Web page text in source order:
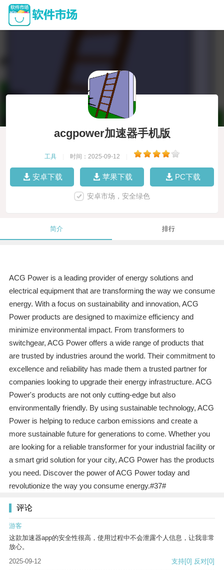
acgpower加速器手机版
工具 时间：2025-09-12
安卓下载 苹果下载 PC下载
安卓市场，安全绿色
简介 排行
ACG Power is a leading provider of energy solutions and
electrical equipment that are transforming the way we consume
energy. With a focus on sustainability and innovation, ACG
Power products are designed to maximize efficiency and
minimize environmental impact. From transformers to
switchgear, ACG Power offers a wide range of products that
are trusted by industries around the world. Their commitment to
excellence and reliability has made them a trusted partner for
companies looking to upgrade their energy infrastructure. ACG
Power's products are not only cutting-edge but also
environmentally friendly. By using sustainable technology, ACG
Power is helping to reduce carbon emissions and create a
more sustainable future for generations to come. Whether you
are looking for a reliable transformer for your industrial facility or
a smart grid solution for your city, ACG Power has the products
you need. Discover the power of ACG Power today and
revolutionize the way you consume energy.#37#
评论
游客
这款加速器app的安全性很高，使用过程中不会泄露个人信息，让我非常
放心。
2025-09-12
支持[0] 反对[0]